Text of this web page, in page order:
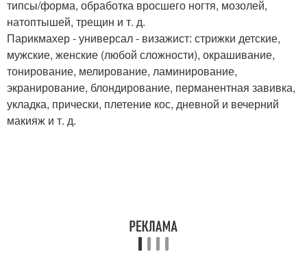
типсы/форма, обработка вросшего ногтя, мозолей,
натоптышей, трещин и т. д.
Парикмахер - универсал - визажист: стрижки детские,
мужские, женские (любой сложности), окрашивание,
тонирование, мелирование, ламинирование,
экранирование, блондирование, перманентная завивка,
укладка, прически, плетение кос, дневной и вечерний
макияж и т. д.